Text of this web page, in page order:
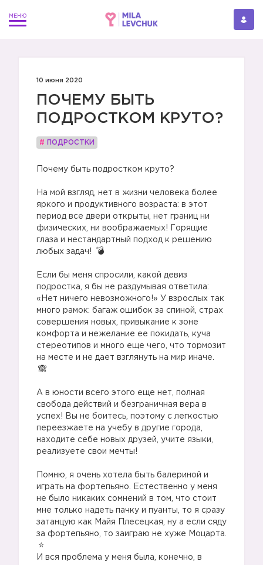
10 июня 2020
ПОЧЕМУ БЫТЬ
ПОДРОСТКОМ КРУТО?
# ПОДРОСТКИ
Почему быть подростком круто?
На мой взгляд, нет в жизни человека более
яркого и продуктивного возраста: в этот
период все двери открыты, нет границ ни
физических, ни воображаемых! Горящие
глаза и нестандартный подход к решению
любых задач!
Если бы меня спросили, какой девиз
подростка, я бы не раздумывая ответила:
«Нет ничего невозможного!» У взрослых так
много рамок: багаж ошибок за спиной, страх
совершения новых, привыкание к зоне
комфорта и нежелание ее покидать, куча
стереотипов и много еще чего, что тормозит
на месте и не дает взглянуть на мир иначе.
А в юности всего этого еще нет, полная
свобода действий и безграничная вера в
успех! Вы не боитесь, поэтому с легкостью
переезжаете на учебу в другие города,
находите себе новых друзей, учите языки,
реализуете свои мечты!
Помню, я очень хотела быть балериной и
играть на фортепьяно. Естественно у меня
не было никаких сомнений в том, что стоит
мне только надеть пачку и пуанты, то я сразу
затанцую как Майя Плесецкая, ну а если сяду
за фортепьяно, то заиграю не хуже Моцарта.
И вся проблема у меня была, конечно, в